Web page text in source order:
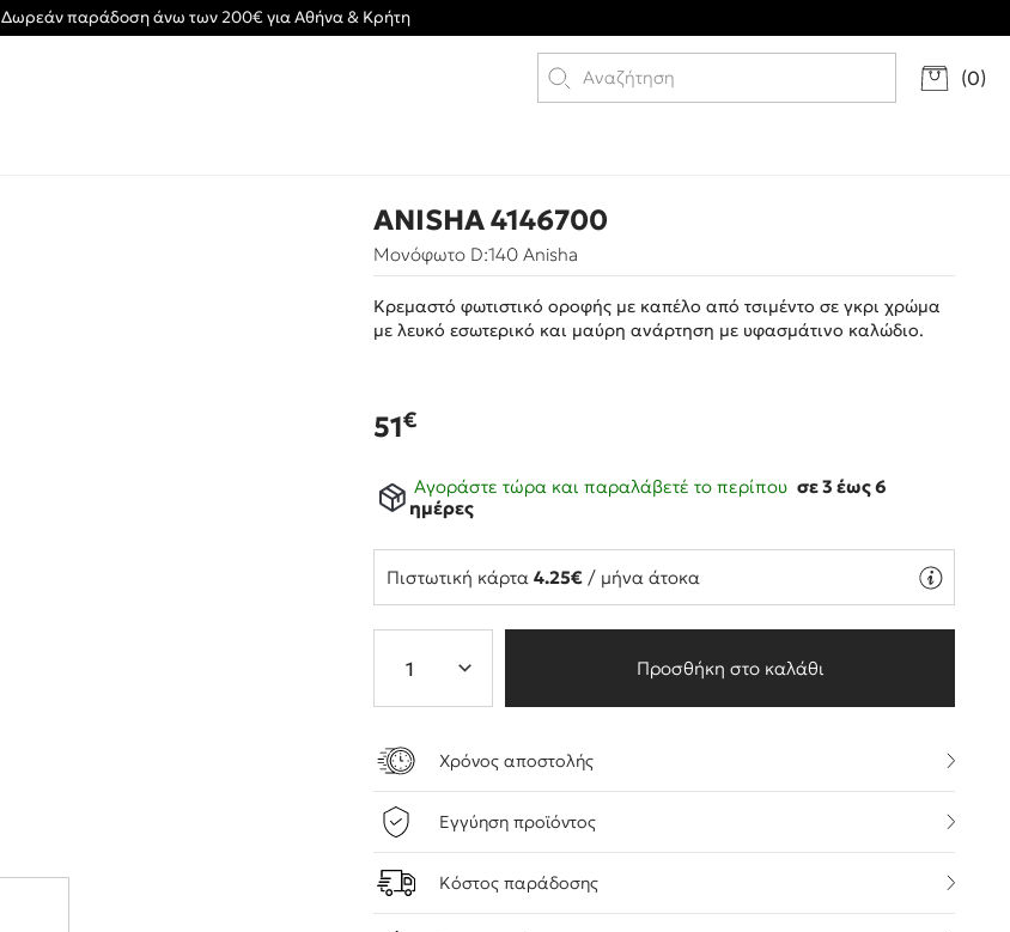
Δωρεάν παράδοση άνω των 200€ για Αθήνα & Κρήτη
(0)
ANISHA 4146700
Μονόφωτο D:140 Anisha
Κρεμαστό φωτιστικό οροφής με καπέλο από τσιμέντο σε γκρι χρώμα
με λευκό εσωτερικό και μαύρη ανάρτηση με υφασμάτινο καλώδιο.
51€
Αγοράστε τώρα και παραλάβετέ το περίπου σε 3 έως 6
ημέρες
Πιστωτική κάρτα4.25€ / μήνα άτοκα
Προσθήκη στο καλάθι
Χρόνος αποστολής
Εγγύηση προϊόντος
Κόστος παράδοσης